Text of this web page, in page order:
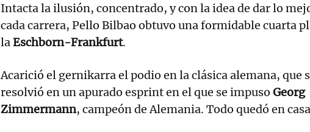
Intacta la ilusión, concentrado, y con la idea de dar lo
cada carrera, Pello Bilbao obtuvo una formidable cuarta
laEschborn-Frankfurt.
Acarició el gernikarra el podio en la clásica alemana, que
resolvió en un apurado esprint en el que se impuso Georg
Zimmermann, campeón de Alemania. Todo quedó en